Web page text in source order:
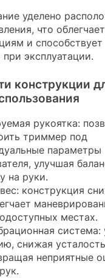
уделено
что
и способствует
при эксплуатации.
конструкции
рукоятка:
триммер под
параметры
улучшая
на руки.
конструкция
местах.
система:
снижая
неприятные